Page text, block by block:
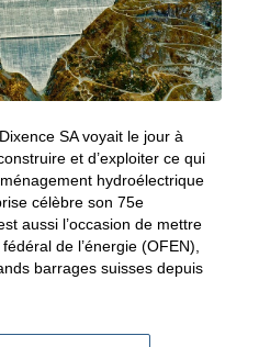
SA voyait le jour à
et d’exploiter ce qui
hydroélectrique
célèbre son 75e
aussi l’occasion de mettre
de l’énergie (OFEN),
barrages suisses depuis